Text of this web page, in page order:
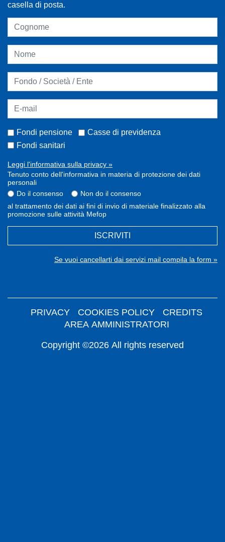
casella di posta.
Fondi pensione
Casse di previdenza
Fondi sanitari
Leggi l'informativa sulla privacy »
Tenuto conto dell'informativa in materia di protezione dei dati
personali
Do il consenso
Non do il consenso
al trattamento dei dati ai fini di invio di materiale finalizzato alla
promozione sulle attività Mefop
ISCRIVITI
Se vuoi cancellarti dai servizi mail compila la form »
Copyright ©2026 All rights reserved
PRIVACY COOKIES POLICY
CREDITS
AREA AMMINISTRATORI